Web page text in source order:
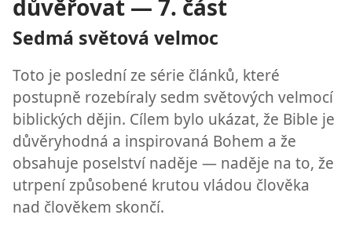
důvěřovat — 7. část
Sedmá světová velmoc
Toto je poslední ze série článků, které
postupně rozebíraly sedm světových velmocí
biblických dějin. Cílem bylo ukázat, že Bible je
důvěryhodná a inspirovaná Bohem a že
obsahuje poselství naděje — naděje na to, že
utrpení způsobené krutou vládou člověka
nad člověkem skončí.